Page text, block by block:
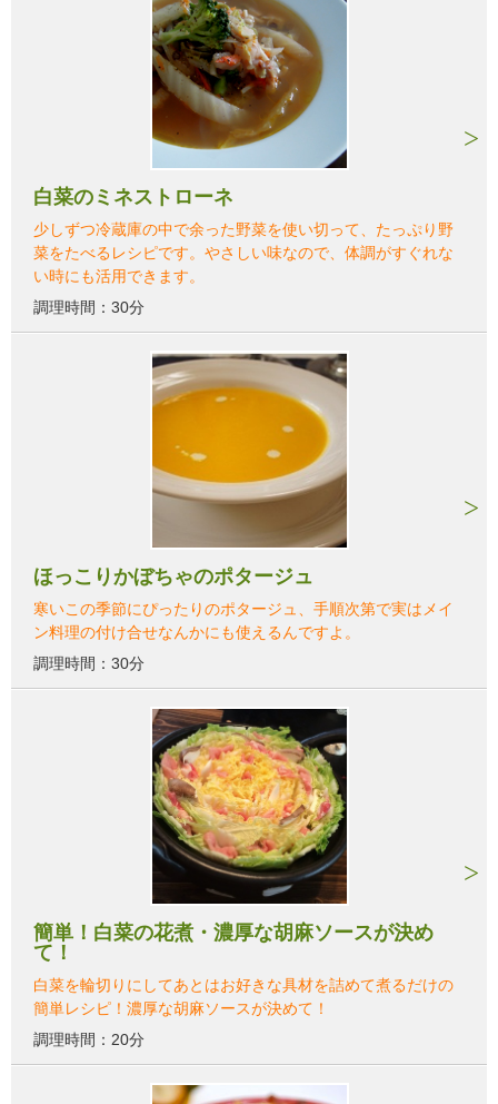
白菜のミネストローネ
少しずつ冷蔵庫の中で余った野菜を使い切って、たっぷり野
菜をたべるレシピです。やさしい味なので、体調がすぐれな
い時にも活用できます。
調理時間：30分
ほっこりかぼちゃのポタージュ
寒いこの季節にぴったりのポタージュ、手順次第で実はメイ
ン料理の付け合せなんかにも使えるんですよ。
調理時間：30分
簡単！白菜の花煮・濃厚な胡麻ソースが決め
て！
白菜を輪切りにしてあとはお好きな具材を詰めて煮るだけの
簡単レシピ！濃厚な胡麻ソースが決めて！
調理時間：20分